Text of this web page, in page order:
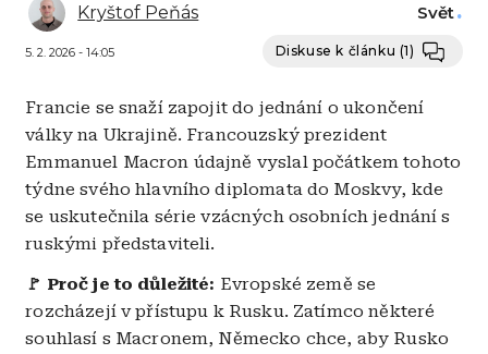
Kryštof Peňás
5. 2. 2026 - 14:05
Svět
Diskuse k článku (1)
Francie se snaží zapojit do jednání o ukončení
války na Ukrajině. Francouzský prezident
Emmanuel Macron údajně vyslal počátkem tohoto
týdne svého hlavního diplomata do Moskvy, kde
se uskutečnila série vzácných osobních jednání s
ruskými představiteli.
🚩 Proč je to důležité: Evropské země se
rozcházejí v přístupu k Rusku. Zatímco některé
souhlasí s Macronem, Německo chce, aby Rusko